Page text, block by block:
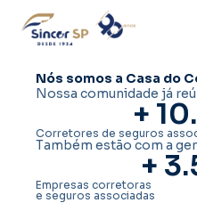
Nós somos a Casa do
Nossa comunidade já
+
Corretores de seguros
Também estão com a
+
Empresas corretoras
e seguros associadas